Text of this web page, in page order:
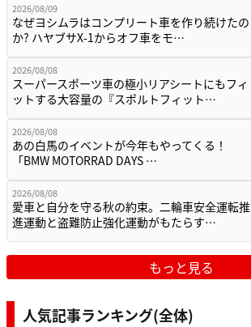
2026/08/09
なぜヨシムラはコンプリート車を作り続けたの
か? ハヤブサX-1からオフ車をモ…
2026/08/08
スーパースポーツ車の極小リアシートにもフィ
ットする大容量の『スポルトフィット…
2026/08/08
あの白馬のイベントが今年もやってくる！
「BMW MOTORRAD DAYS …
2026/08/08
愛車と自分を守る秋の約束。二輪車安全運転推
進運動と盗難防止強化運動がもたらす…
もっと見る
人気記事ランキング(全体)